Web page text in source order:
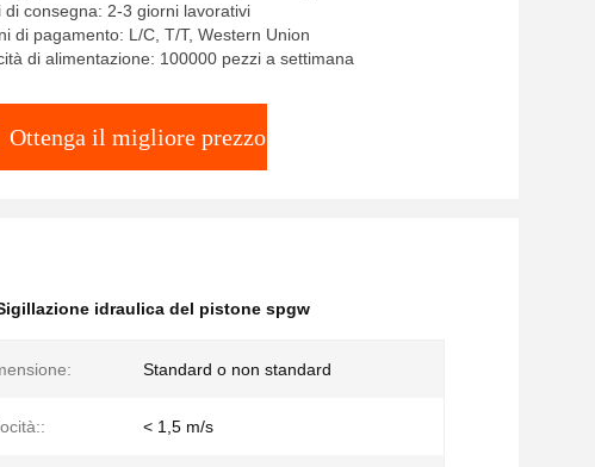
di consegna: 2-3 giorni lavorativi
di pagamento: L/C, T/T, Western Union
di alimentazione: 100000 pezzi a settimana
Ottenga il migliore prezzo
idraulica del pistone spgw
Standard o non standard
< 1,5 m/s